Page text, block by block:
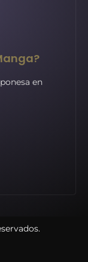
en